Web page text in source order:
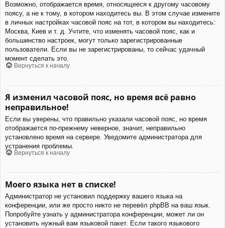
Возможно, отображается время, относящееся к другому часовому
поясу, а не к тому, в котором находитесь вы. В этом случае измените
в личных настройках часовой пояс на тот, в котором вы находитесь:
Москва, Киев и т. д. Учтите, что изменять часовой пояс, как и
большинство настроек, могут только зарегистрированные
пользователи. Если вы не зарегистрированы, то сейчас удачный
момент сделать это.
Вернуться к началу
Я изменил часовой пояс, но время всё равно
неправильное!
Если вы уверены, что правильно указали часовой пояс, но время
отображается по-прежнему неверное, значит, неправильно
установлено время на сервере. Уведомите администратора для
устранения проблемы.
Вернуться к началу
Моего языка нет в списке!
Администратор не установил поддержку вашего языка на
конференции, или же просто никто не перевёл phpBB на ваш язык.
Попробуйте узнать у администратора конференции, может ли он
установить нужный вам языковой пакет. Если такого языкового